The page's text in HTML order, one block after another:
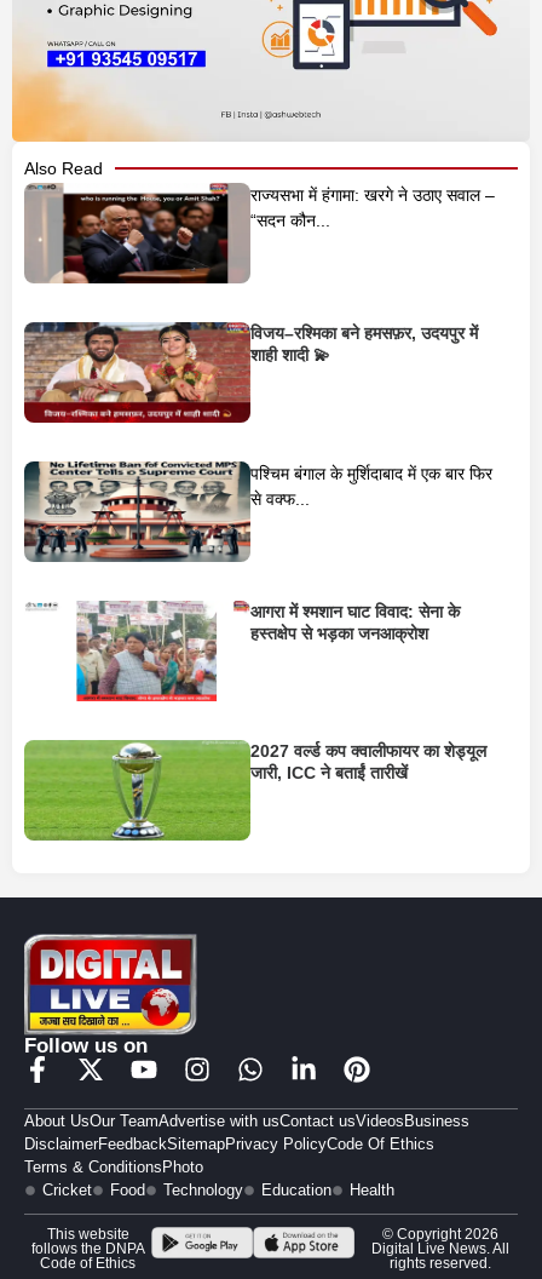
Also Read
राज्यसभा में हंगामा: खरगे ने उठाए सवाल –
“सदन कौन...
विजय–रश्मिका बने हमसफ़र, उदयपुर में
शाही शादी 💫
पश्चिम बंगाल के मुर्शिदाबाद में एक बार फिर
से वक्फ...
आगरा में श्मशान घाट विवाद: सेना के
हस्तक्षेप से भड़का जनआक्रोश
2027 वर्ल्ड कप क्वालीफायर का शेड्यूल
जारी, ICC ने बताईं तारीखें
Follow us on
About UsOur TeamAdvertise with usContact usVideos Business
DisclaimerFeedbackSitemapPrivacy PolicyCode Of Ethics
Terms & Conditions Photo
Cricket
Food Technology Education Health
This website
follows the DNPA
Code of Ethics
© Copyright 2026
Digital Live News. All
rights reserved.